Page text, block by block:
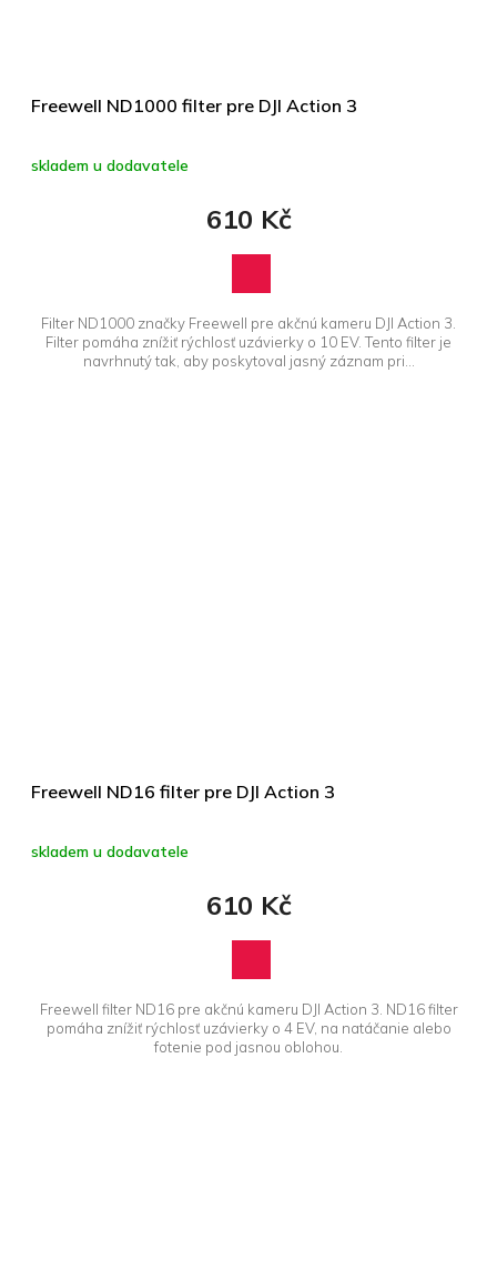
Freewell ND1000 filter pre DJI Action 3
skladem u dodavatele
610 Kč
Filter ND1000 značky Freewell pre akčnú kameru DJI Action 3.
Filter pomáha znížiť rýchlosť uzávierky o 10 EV. Tento filter je
navrhnutý tak, aby poskytoval jasný záznam pri...
Freewell ND16 filter pre DJI Action 3
skladem u dodavatele
610 Kč
Freewell filter ND16 pre akčnú kameru DJI Action 3. ND16 filter
pomáha znížiť rýchlosť uzávierky o 4 EV, na natáčanie alebo
fotenie pod jasnou oblohou.